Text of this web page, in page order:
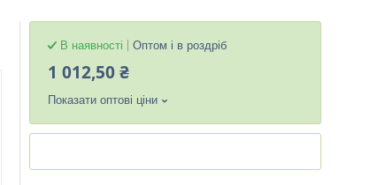
В наявності Оптом і в роздріб
1 012,50 ₴
Показати оптові ціни